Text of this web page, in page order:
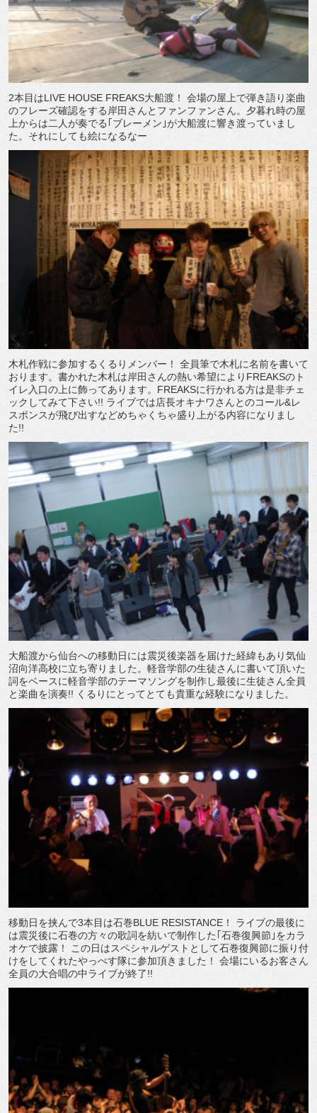
2本目はLIVE HOUSE FREAKS大船渡！ 会場の屋上で弾き語り楽曲
のフレーズ確認をする岸田さんとファンファンさん。夕暮れ時の屋
上からは二人が奏でる｢ブレーメン｣が大船渡に響き渡っていまし
た。それにしても絵になるなー
木札作戦に参加するくるりメンバー！ 全員筆で木札に名前を書いて
おります。書かれた木札は岸田さんの熱い希望によりFREAKSのト
イレ入口の上に飾ってあります。FREAKSに行かれる方は是非チェ
ックしてみて下さい!! ライブでは店長オキナワさんとのコール&レ
スポンスが飛び出すなどめちゃくちゃ盛り上がる内容になりまし
た!!
大船渡から仙台への移動日には震災後楽器を届けた経緯もあり気仙
沼向洋高校に立ち寄りました。軽音学部の生徒さんに書いて頂いた
詞をベースに軽音学部のテーマソングを制作し最後に生徒さん全員
と楽曲を演奏!! くるりにとってとても貴重な経験になりました。
移動日を挟んで3本目は石巻BLUE RESISTANCE！ ライブの最後に
は震災後に石巻の方々の歌詞を紡いで制作した｢石巻復興節｣をカラ
オケで披露！ この日はスペシャルゲストとして石巻復興節に振り付
けをしてくれたやっぺす隊に参加頂きました！ 会場にいるお客さん
全員の大合唱の中ライブが終了!!